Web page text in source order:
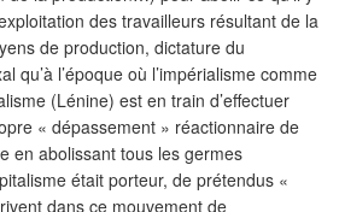
des travailleurs résultant de la
de production, dictature du
qu’à l’époque où l’impérialisme comme
(Lénine) est en train d’effectuer
« dépassement » réactionnaire de
en abolissant tous les germes
était porteur, de prétendus «
dans ce mouvement de